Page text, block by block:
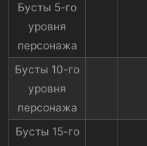
Бусты 5-го
уровня
персонажа​
Бусты 10-го
уровня
персонажа​
Бусты 15-го